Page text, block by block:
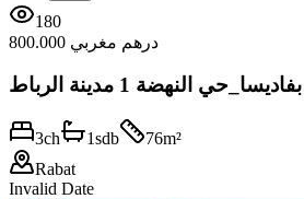
180
800.000 درهم مغربي
النهضة 1 مدينة الرباط
3ch 1sdb 76m²
Rabat
Invalid Date